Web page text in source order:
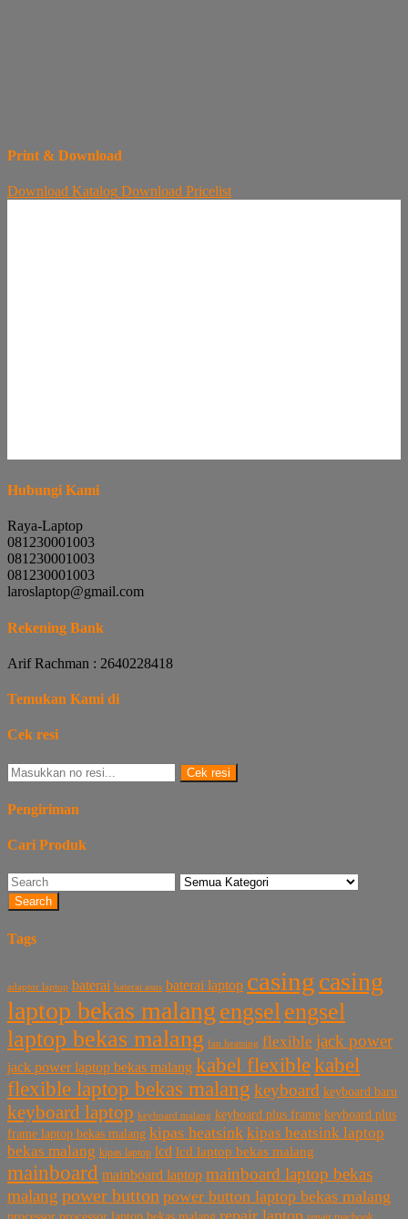
Print & Download
Download Katalog Download Pricelist
Hubungi Kami
Raya-Laptop
081230001003
081230001003
081230001003
laroslaptop@gmail.com
Rekening Bank
Arif Rachman : 2640228418
Temukan Kami di
Cek resi
Cek resi
Pengiriman
Cari Produk
Search
Tags
adaptor laptop baterai baterai asus baterai laptop casing casing
laptop bekas malang engselengsel
laptop bekas malang fan heatsing flexible jack power
jack power laptop bekas malang kabel flexiblekabel
flexible laptop bekas malang keyboard keyboard baru
keyboard laptop keyboard malang keyboard plus frame keyboard plus
frame laptop bekas malang kipas heatsink kipas heatsink laptop
bekas malang kipas laptop lcd lcd laptop bekas malang
mainboard mainboard laptop mainboard laptop bekas
malang power button power button laptop bekas malang
repair laptop